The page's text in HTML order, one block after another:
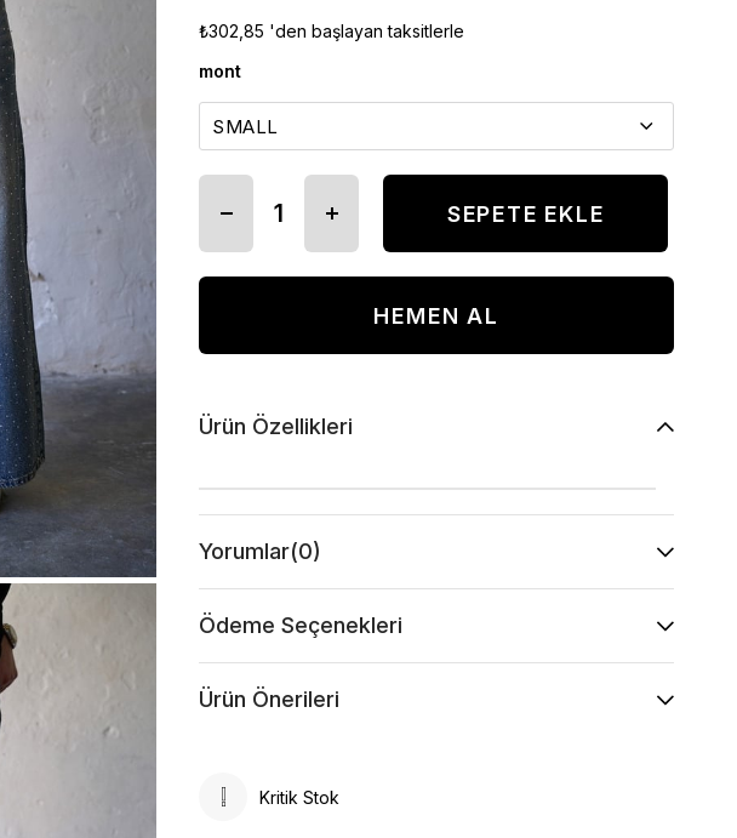
₺302,85 'den başlayan taksitlerle
mont
Ürün Özellikleri
Yorumlar(0)
Ödeme Seçenekleri
Ürün Önerileri
Kritik Stok